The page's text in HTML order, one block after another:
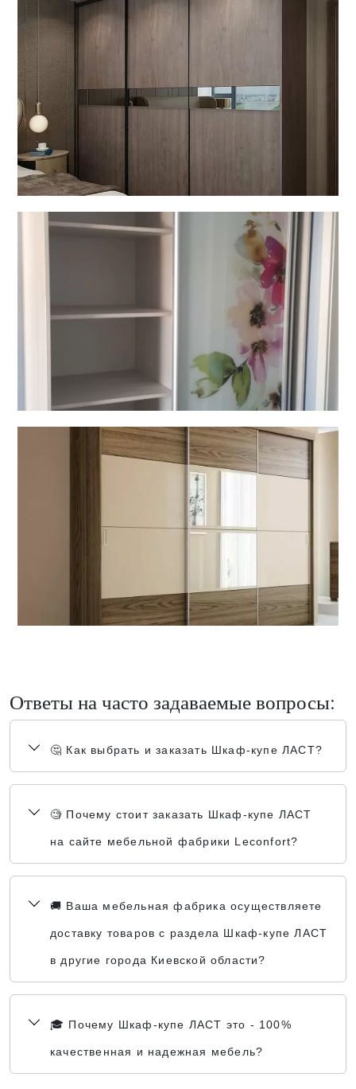
Ответы на часто задаваемые вопросы:
🤔 Как выбрать и заказать Шкаф-купе ЛАСТ?
🧐 Почему стоит заказать Шкаф-купе ЛАСТ
на сайте мебельной фабрики Leconfort?
🚚 Ваша мебельная фабрика осуществляете
доставку товаров с раздела Шкаф-купе ЛАСТ
в другие города Киевской области?
🎓 Почему Шкаф-купе ЛАСТ это - 100%
качественная и надежная мебель?